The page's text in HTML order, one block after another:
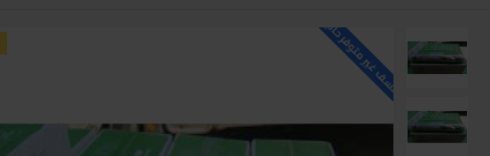
للاسف غير متوفر حاليا